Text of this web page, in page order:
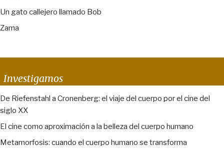
Un gato callejero llamado Bob
Zama
Investigamos
De Riefenstahl a Cronenberg: el viaje del cuerpo por el cine del
siglo XX
El cine como aproximación a la belleza del cuerpo humano
Metamorfosis: cuando el cuerpo humano se transforma